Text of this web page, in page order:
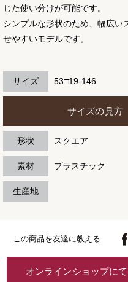
じた使い分けが可能です。
シンプルな形状のため、幅広い
せやすいモデルです。
サイズ 53□19-146
サイズの見方
形状 スクエア
素材 プラスチック
生産地
この商品を友達に教える
オンラインショップに